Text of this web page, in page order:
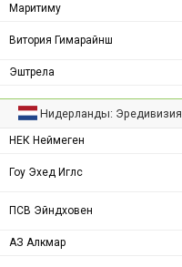
Маритиму
Витория Гимарайнш
Эштрела
Нидерланды: Эредивизия
НЕК Неймеген
Гоу Эхед Иглс
ПСВ Эйндховен
АЗ Алкмар